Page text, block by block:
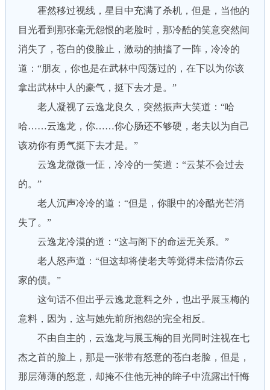
霍然移过视线，星目中充满了杀机，但是，当他的
目光看到那张毫无怨恨的老脸时，那冷酷的笑意突然间
消失了，苍白的俊脸止，激动的抽搐了一阵，冷冷的
道：“朋友，你也是在武林中闯荡过的，在下以为你该
拿出武林中人的豪气，挺下去才是。”
老人凝视了云逸龙良久，突然振声大笑道：“哈
哈……云逸龙，你……你心肠还不够硬，老夫以为自己
该劝你有勇气挺下去才是。”
云逸龙微微一怔，冷冷的一笑道：“云某不会过去
的。”
老人沉声冷冷的道：“但是，你眼中的冷酷光芒消
失了。”
云逸龙冷漠的道：“这与阁下的命运无关系。”
老人怒声道：“但这却将使老夫等觉得未偿清你云
家的债。”
这句话不但出乎云逸龙意料之外，也出乎展玉梅的
意料，因为，这与她先前所抱怨的完全相反。
不由自主的，云逸龙与展玉梅的目光同时注视在七
杰之首的脸上，那是一张带有怒意的苍白老脸，但是，
那层薄薄的怒意，却掩不住他无神的眸子中流露出忏悔